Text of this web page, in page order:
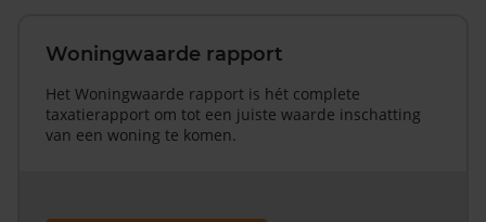
Woningwaarde rapport
Het Woningwaarde rapport is hét complete
taxatierapport om tot een juiste waarde inschatting
van een woning te komen.